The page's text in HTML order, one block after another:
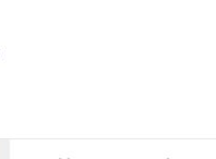
$
$109.78